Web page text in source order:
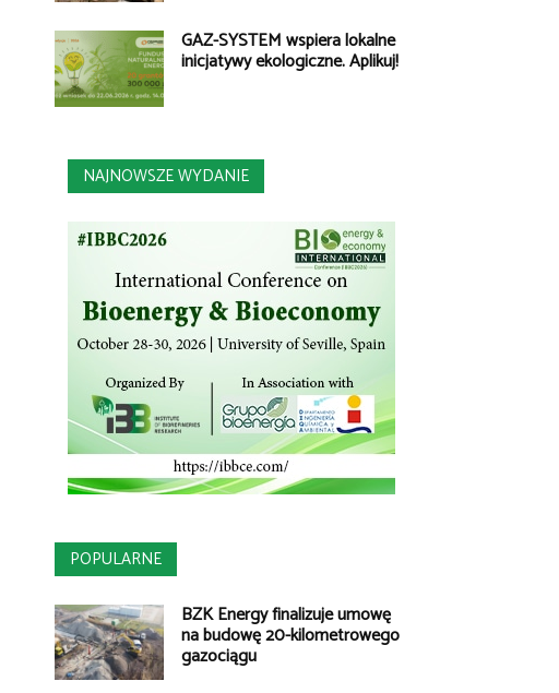
GAZ-SYSTEM wspiera lokalne
inicjatywy ekologiczne. Aplikuj!
NAJNOWSZE WYDANIE
POPULARNE
BZK Energy finalizuje umowę
na budowę 20-kilometrowego
gazociągu